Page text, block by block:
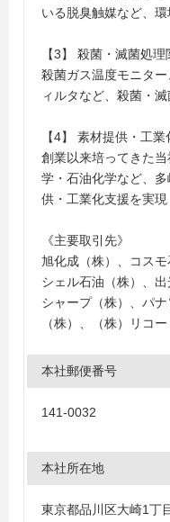
いる脱臭触媒など、
【3】 殺菌・滅菌処
殺菌ガス温度モニタ
ィルタなど、殺菌・
【4】 素材提供・工
創業以来培ってきた
学・石油化学など、
供・工業化支援を実現
《主要取引先》
旭化成（株）、コス
シェル石油（株）、
シャープ（株）、パ
（株）、（株）リコー
本社郵便番号
141-0032
本社所在地
東京都品川区大崎1丁